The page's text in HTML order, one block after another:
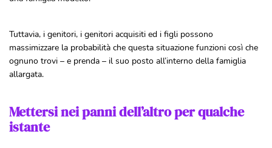
Tuttavia, i genitori, i genitori acquisiti ed i figli possono
massimizzare la probabilità che questa situazione funzioni così che
ognuno trovi – e prenda – il suo posto all’interno della famiglia
allargata.
Mettersi nei panni dell’altro per qualche
istante